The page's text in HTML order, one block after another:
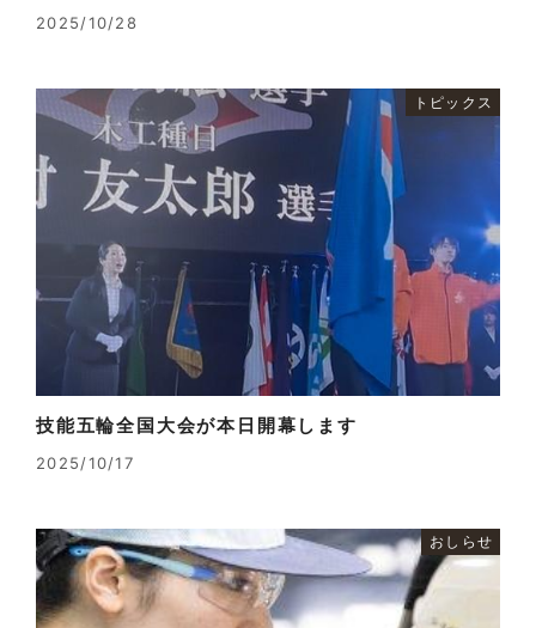
2025/10/28
トピックス
技能五輪全国大会が本日開幕します
2025/10/17
おしらせ